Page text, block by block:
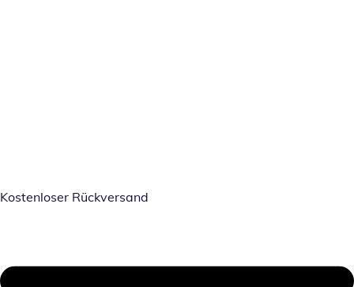
Kostenloser Rückversand